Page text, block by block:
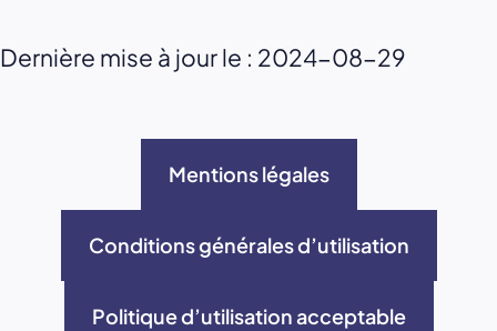
Dernière mise à jour le : 2024-08-29
Mentions légales
Conditions générales d’utilisation
Politique d’utilisation acceptable